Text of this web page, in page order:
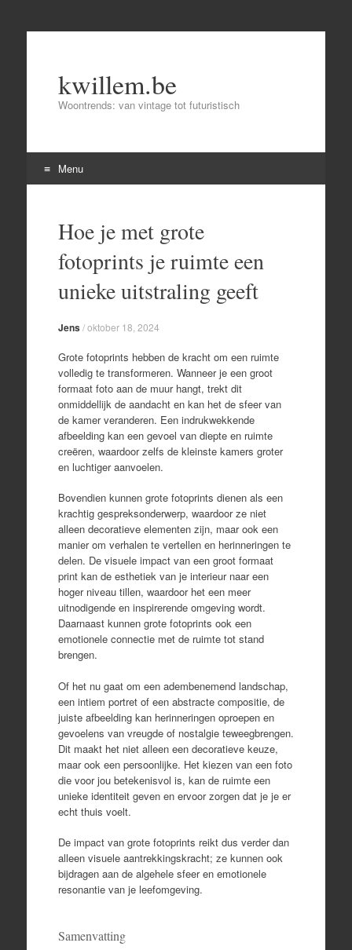
kwillem.be
Woontrends: van vintage tot futuristisch
Menu
contentHoe je met grote
fotoprints je ruimte een
unieke uitstraling geeft
Jens/oktober 18, 2024
Grote fotoprints hebben de kracht om een ruimte
volledig te transformeren. Wanneer je een groot
formaat foto aan de muur hangt, trekt dit
onmiddellijk de aandacht en kan het de sfeer van
de kamer veranderen. Een indrukwekkende
afbeelding kan een gevoel van diepte en ruimte
creëren, waardoor zelfs de kleinste kamers groter
en luchtiger aanvoelen.
Bovendien kunnen grote fotoprints dienen als een
krachtig gespreksonderwerp, waardoor ze niet
alleen decoratieve elementen zijn, maar ook een
manier om verhalen te vertellen en herinneringen te
delen. De visuele impact van een groot formaat
print kan de esthetiek van je interieur naar een
hoger niveau tillen, waardoor het een meer
uitnodigende en inspirerende omgeving wordt.
Daarnaast kunnen grote fotoprints ook een
emotionele connectie met de ruimte tot stand
brengen.
Of het nu gaat om een adembenemend landschap,
een intiem portret of een abstracte compositie, de
juiste afbeelding kan herinneringen oproepen en
gevoelens van vreugde of nostalgie teweegbrengen.
Dit maakt het niet alleen een decoratieve keuze,
maar ook een persoonlijke. Het kiezen van een foto
die voor jou betekenisvol is, kan de ruimte een
unieke identiteit geven en ervoor zorgen dat je je er
echt thuis voelt.
De impact van grote fotoprints reikt dus verder dan
alleen visuele aantrekkingskracht; ze kunnen ook
bijdragen aan de algehele sfeer en emotionele
resonantie van je leefomgeving.
Samenvatting